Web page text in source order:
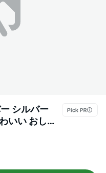
シルバー
いい おしゃ
レディース